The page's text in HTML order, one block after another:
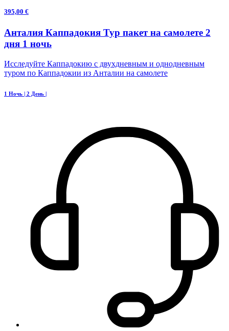
395,00 €
Анталия Каппадокия Тур пакет на самолете 2
дня 1 ночь
Исследуйте Каппадокию с двухдневным и однодневным
туром по Каппадокии из Анталии на самолете
1 Ночь | 2 День |